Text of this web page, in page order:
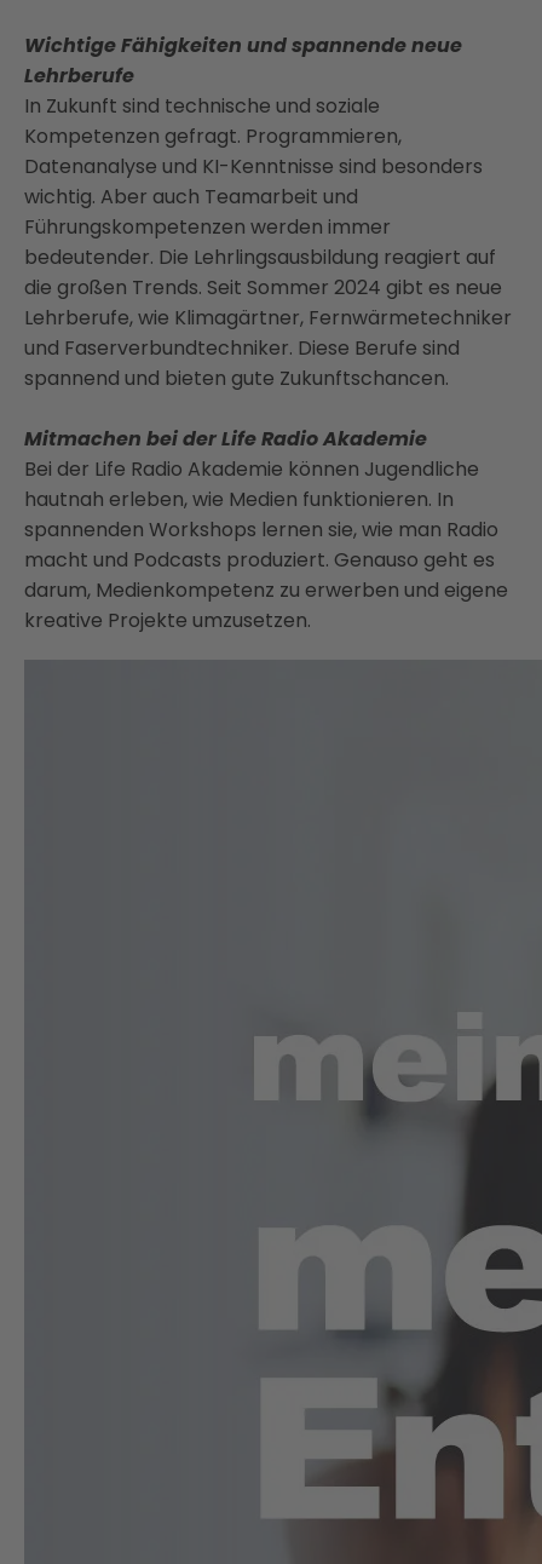
Wichtige Fähigkeiten und spannende neue
Lehrberufe
In Zukunft sind technische und soziale
Kompetenzen gefragt. Programmieren,
Datenanalyse und KI-Kenntnisse sind besonders
wichtig. Aber auch Teamarbeit und
Führungskompetenzen werden immer
bedeutender. Die Lehrlingsausbildung reagiert auf
die großen Trends. Seit Sommer 2024 gibt es neue
Lehrberufe, wie Klimagärtner, Fernwärmetechniker
und Faserverbundtechniker. Diese Berufe sind
spannend und bieten gute Zukunftschancen.
Mitmachen bei der Life Radio Akademie
Bei der Life Radio Akademie können Jugendliche
hautnah erleben, wie Medien funktionieren. In
spannenden Workshops lernen sie, wie man Radio
macht und Podcasts produziert. Genauso geht es
darum, Medienkompetenz zu erwerben und eigene
kreative Projekte umzusetzen.